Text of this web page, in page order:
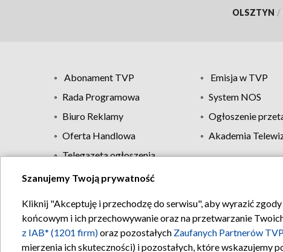
OLSZTYN /
Abonament TVP Emisja w TVP
Rada Programowa
System NOS
Biuro Reklamy
Ogłoszenie
Oferta Handlowa
Akademia
Telegazeta ogłoszenia
Regulamin TVP
Szanujemy Twoją prywatność
Kliknij "Akceptuję i przechodzę do serwisu", aby wyrazić
końcowym i ich przechowywanie oraz na przetwarzanie
z IAB* (1201 firm)oraz pozostałych Zaufanych Partnerów
mierzenia ich skuteczności) i pozostałych, które wskazujemy